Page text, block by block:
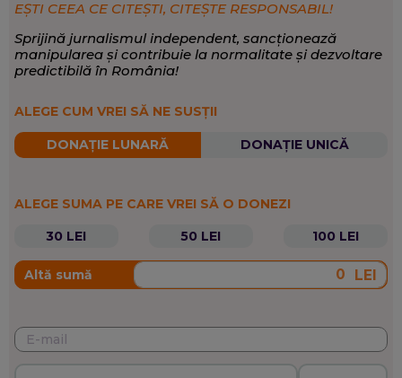
EȘTI CEEA CE CITEȘTI, CITEȘTE RESPONSABIL!
Sprijină jurnalismul independent, sancționează
manipularea și contribuie la normalitate și dezvoltare
predictibilă în România!
ALEGE CUM VREI SĂ NE SUSȚII
DONAȚIE LUNARĂ DONAȚIE UNICĂ
ALEGE SUMA PE CARE VREI SĂ O DONEZI
30 LEI
50 LEI 100 LEI
Altă sumă LEI